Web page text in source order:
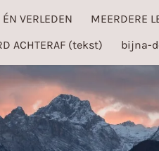
VERLEDEN
MEERDERE
ACHTERAF (tekst)
bijna-